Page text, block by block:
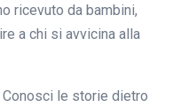
ricevuto da bambini,
a chi si avvicina alla
Conosci le storie dietro